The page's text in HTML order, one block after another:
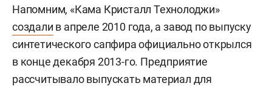
Напомним, «Кама Кристалл Технолоджи»
создали в апреле 2010 года, а завод по выпуску
синтетического сапфира официально открылся
в конце декабря 2013-го. Предприятие
рассчитывало выпускать материал для